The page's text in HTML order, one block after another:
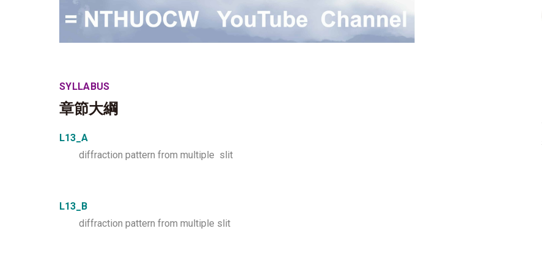
SYLLABUS
章節大綱
L13_A
diffraction pattern from multiple slit
L13_B
diffraction pattern from multiple slit